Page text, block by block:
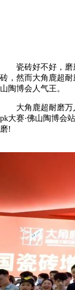
瓷砖好不好，磨磨
砖，然而大角鹿超
山陶博会人气王。
大角鹿超耐磨万人
pk大赛·佛山陶博会
磨!